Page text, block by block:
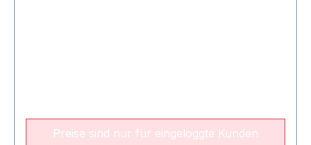
Preise sind nur für eingeloggte Kunden